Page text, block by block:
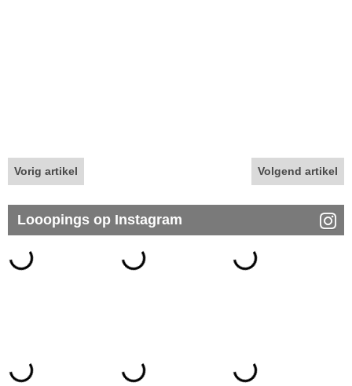
Vorig artikel Volgend artikel
Looopings op Instagram